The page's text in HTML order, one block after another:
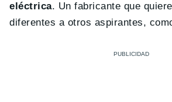
eléctrica. Un fabricante que
diferentes a otros aspirantes,